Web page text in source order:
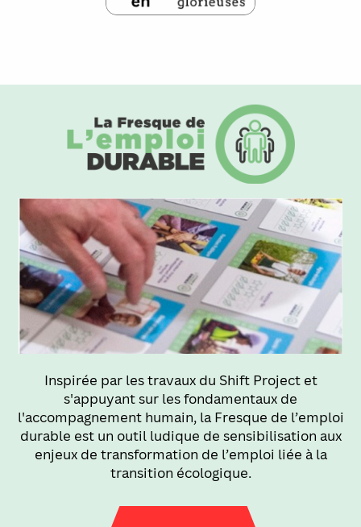
Inspirée par les travaux du Shift Project et
s'appuyant sur les fondamentaux de
l'accompagnement humain, la Fresque de l’emploi
durable est un outil ludique de sensibilisation aux
enjeux de transformation de l’emploi liée à la
transition écologique.